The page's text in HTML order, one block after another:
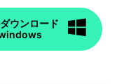
ウンロード